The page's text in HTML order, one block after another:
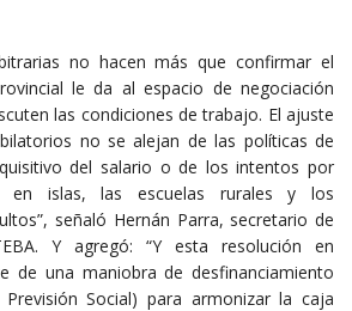
no hacen más que confirmar el
le da al espacio de negociación
las condiciones de trabajo. El ajuste
no se alejan de las políticas de
del salario o de los intentos por
en islas, las escuelas rurales y los
señaló Hernán Parra, secretario de
Y agregó: “Y esta resolución en
de una maniobra de desfinanciamiento
Social) para armonizar la caja